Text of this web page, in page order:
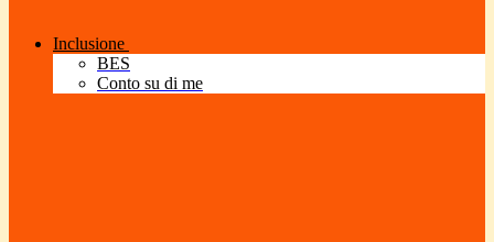
Inclusione
BES
Conto su di me